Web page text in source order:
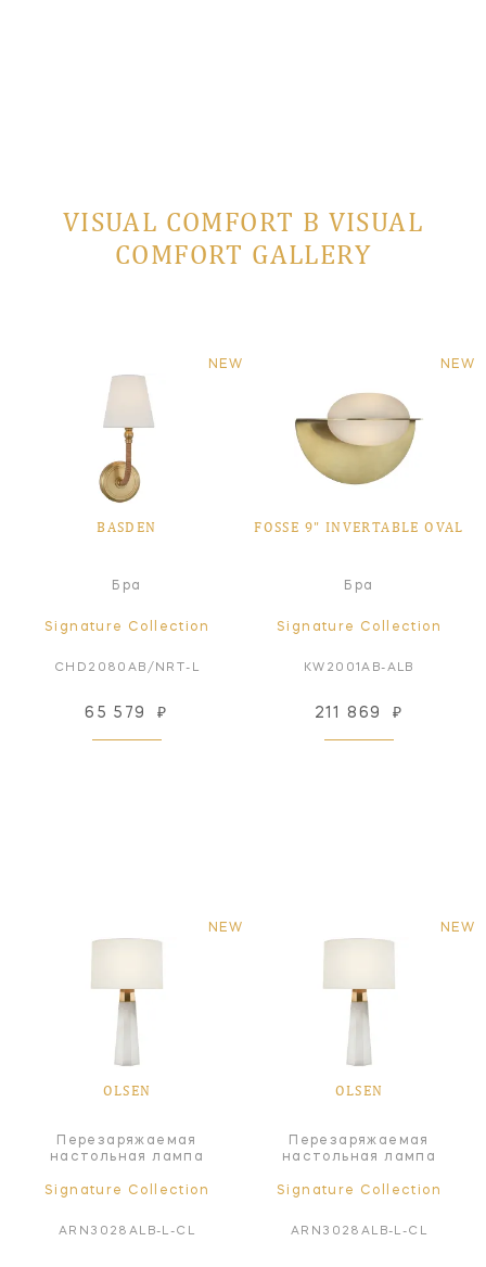
VISUAL COMFORT В VISUAL
COMFORT GALLERY
NEW
BASDEN
Бра
Signature Collection
CHD2080AB/NRT-L
65 579 ₽
NEW
FOSSE 9" INVERTABLE OVAL
Бра
Signature Collection
KW2001AB-ALB
211 869 ₽
NEW
OLSEN
Перезаряжаемая
настольная лампа
Signature Collection
ARN3028ALB-L-CL
NEW
OLSEN
Перезаряжаемая
настольная лампа
Signature Collection
ARN3028ALB-L-CL